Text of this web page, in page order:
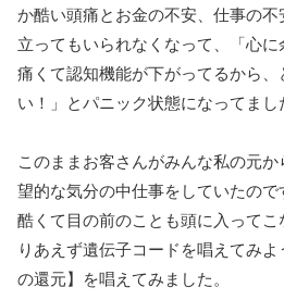
か酷い頭痛とお金の不安、仕事の
立ってもいられなくなって、「心
痛くて認知機能が下がってるから
い！」とパニック状態になってまし
このままお客さんがみんな私の元
望的な気分の中仕事をしていたの
酷くて目の前のことも頭に入ってこ
りあえず遺伝子コードを唱えてみ
の還元】を唱えてみました。